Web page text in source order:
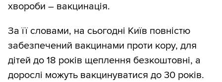
хвороби – вакцинація.
За її словами, на сьогодні Київ повністю
забезпечений вакцинами проти кору, для
дітей до 18 років щеплення безкоштовні, а
дорослі можуть вакцинуватися до 30 років.